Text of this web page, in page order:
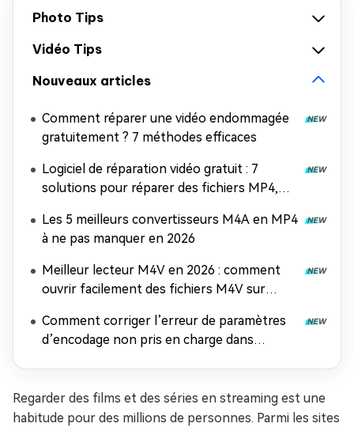
Photo Tips
Vidéo Tips
Nouveaux articles
Comment réparer une vidéo endommagée
gratuitement ? 7 méthodes efficaces
Logiciel de réparation vidéo gratuit : 7
solutions pour réparer des fichiers MP4,
Les 5 meilleurs convertisseurs M4A en MP4
à ne pas manquer en 2026
Meilleur lecteur M4V en 2026 : comment
ouvrir facilement des fichiers M4V sur
Comment corriger l’erreur de paramètres
d’encodage non pris en charge dans
Regarder des films et des séries en streaming est une
habitude pour des millions de personnes. Parmi les sites